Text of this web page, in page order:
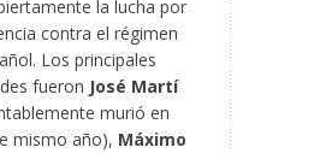
la lucha por
contra el régimen
Los principales
fueron José Martí
murió en
mismo año), Máximo